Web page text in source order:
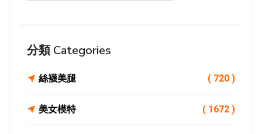
分類 Categories
絲襪美腿 ( 720 )
美女模特 ( 1672 )